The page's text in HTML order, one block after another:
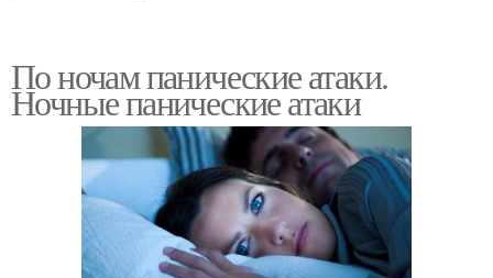
По ночам панические атаки.
Ночные панические атаки